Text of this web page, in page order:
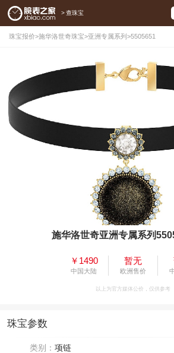
> 查珠宝
珠宝报价>施华洛世奇珠宝>亚洲专属系列 >5505651
施华洛世奇亚洲专属系列
￥1490
中国大陆
暂无
欧洲售价
以上为官方媒体公价，仅供参考
珠宝参数
类别： 项链